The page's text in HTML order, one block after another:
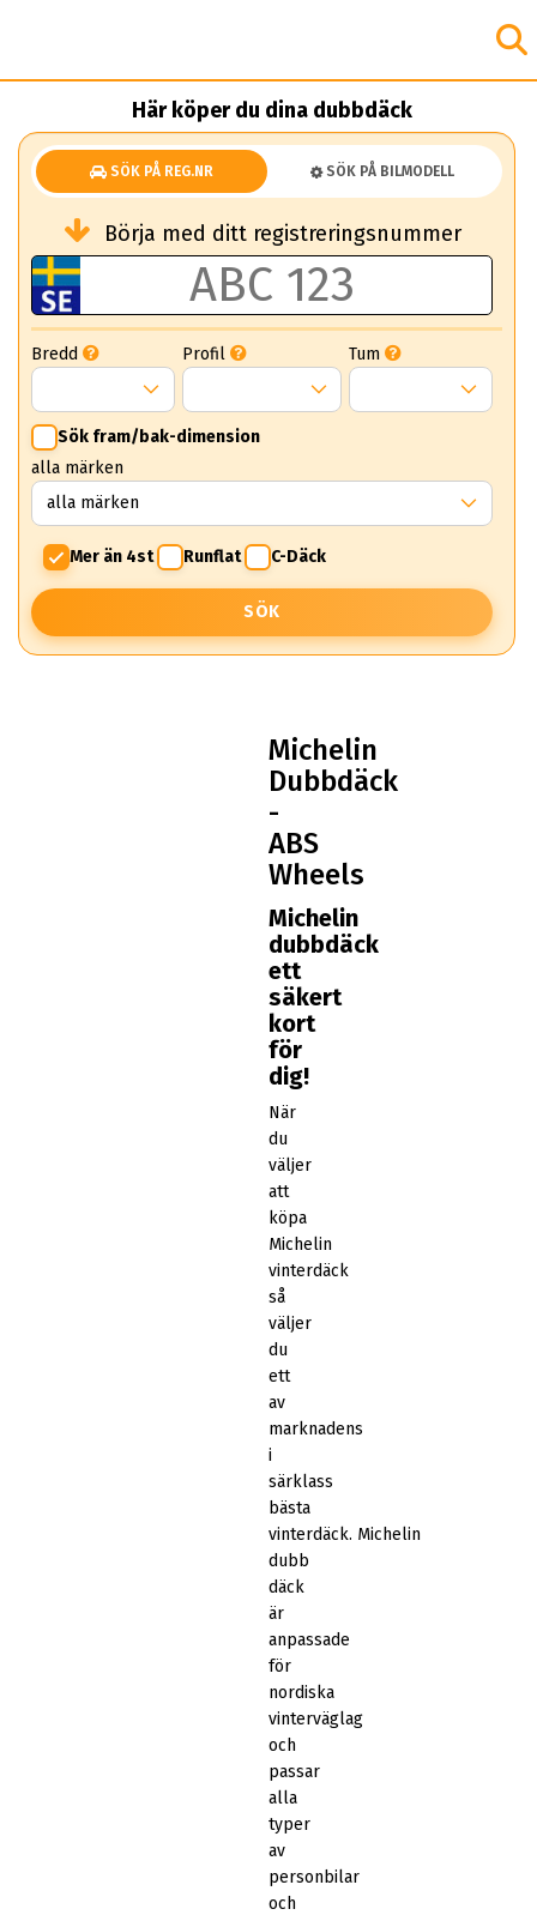
Här köper du dina dubbdäck
SÖK PÅ REG.NR SÖK PÅ BILMODELL
Börja med ditt registreringsnummer
Bredd Profil Tum
Sök fram/bak-dimension
alla märken
Mer än 4st Runflat C-Däck
SÖK
Michelin
Dubbdäck
-
ABS
Wheels
Michelin
dubbdäck
ett
säkert
kort
för
dig!
När
du
väljer
att
köpa
Michelin
vinterdäck
så
väljer
du
ett
av
marknadens
i
särklass
bästa
vinterdäck. Michelin
dubb
däck
är
anpassade
för
nordiska
vinterväglag
och
passar
alla
typer
av
personbilar
och